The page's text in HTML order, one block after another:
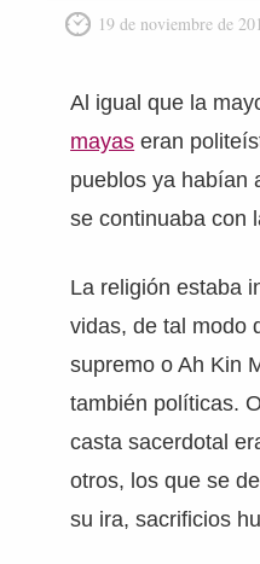
19 de noviembre de
Al igual que la
mayas eran
pueblos ya habían
se continuaba con
La religión estaba
vidas, de tal modo
supremo o Ah Kin
también políticas.
casta sacerdotal
otros, los que se
su ira, sacrificios